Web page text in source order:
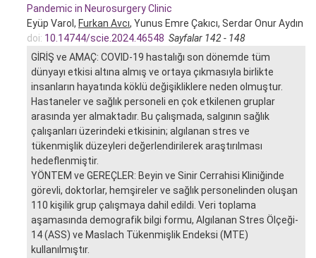
Pandemic in Neurosurgery Clinic
Eyüp Varol, Furkan Avcı, Yunus Emre Çakıcı, Serdar Onur Aydın
doi: 10.14744/scie.2024.46548 Sayfalar 142 - 148
GİRİŞ ve AMAÇ: COVID-19 hastalığı son dönemde tüm
dünyayı etkisi altına almış ve ortaya çıkmasıyla birlikte
insanların hayatında köklü değişikliklere neden olmuştur.
Hastaneler ve sağlık personeli en çok etkilenen gruplar
arasında yer almaktadır. Bu çalışmada, salgının sağlık
çalışanları üzerindeki etkisinin; algılanan stres ve
tükenmişlik düzeyleri değerlendirilerek araştırılması
hedeflenmiştir.
YÖNTEM ve GEREÇLER: Beyin ve Sinir Cerrahisi Kliniğinde
görevli, doktorlar, hemşireler ve sağlık personelinden oluşan
110 kişilik grup çalışmaya dahil edildi. Veri toplama
aşamasında demografik bilgi formu, Algılanan Stres Ölçeği-
14 (ASS) ve Maslach Tükenmişlik Endeksi (MTE)
kullanılmıştır.